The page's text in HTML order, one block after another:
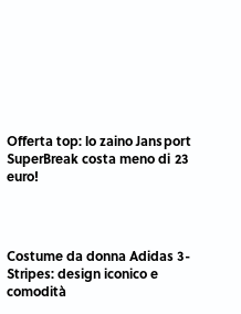
Offerta top: lo zaino Jansport
SuperBreak costa meno di 23
euro!
Costume da donna Adidas 3-
Stripes: design iconico e
comodità